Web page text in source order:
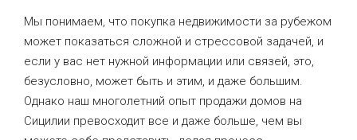
Мы понимаем, что покупка недвижимости за рубежом
может показаться сложной и стрессовой задачей, и
если у вас нет нужной информации или связей, это,
безусловно, может быть и этим, и даже большим.
Однако наш многолетний опыт продажи домов на
Сицилии превосходит все и даже больше, чем вы